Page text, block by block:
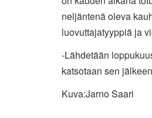
neljäntenä oleva
luovuttajatyyppiä ja
-Lähdetään
katsotaan sen
Kuva:Jarno Saari